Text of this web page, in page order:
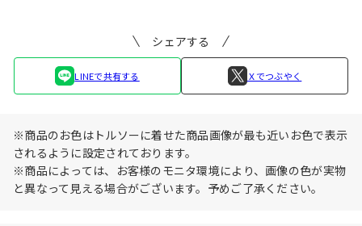
シェアする
LINEで共有する Ｘでつぶやく
※商品のお色はトルソーに着せた商品画像が最も近いお色で表示
されるように設定されております。
※商品によっては、お客様のモニタ環境により、画像の色が実物
と異なって見える場合がございます。予めご了承ください。